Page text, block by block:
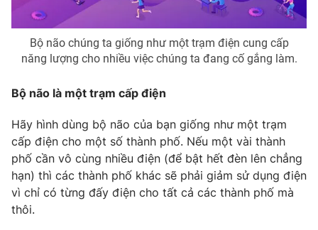
Video Shorts video
Bất động sản
Thị trường 24h Tấm lòng Việt
VTV4 Vươn mình bằng AI
Bộ não chúng ta giống như một trạm điện cung cấp
năng lượng cho nhiều việc chúng ta đang cố gắng làm.
Bộ não là một trạm cấp điện
Hãy hình dùng bộ não của bạn giống như một trạm
cấp điện cho một số thành phố. Nếu một vài thành
phố cần vô cùng nhiều điện (để bật hết đèn lên chẳng
hạn) thì các thành phố khác sẽ phải giảm sử dụng điện
vì chỉ có từng đấy điện cho tất cả các thành phố mà
thôi.